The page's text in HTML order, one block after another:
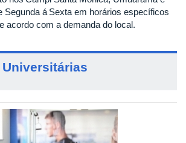
Segunda á Sexta em horários específicos
acordo com a demanda do local.